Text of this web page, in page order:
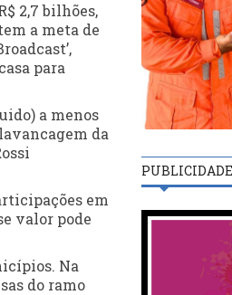
2,7 bilhões,
a meta de
para
a menos
da
em
valor pode
Na
do ramo
PUBLICIDADE